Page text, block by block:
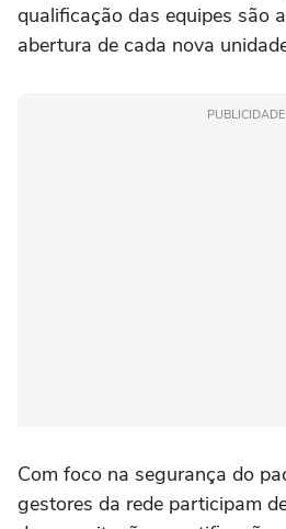
qualificação das equipes são
abertura de cada nova
PUBLICIDADE
Com foco na segurança do
gestores da rede participam